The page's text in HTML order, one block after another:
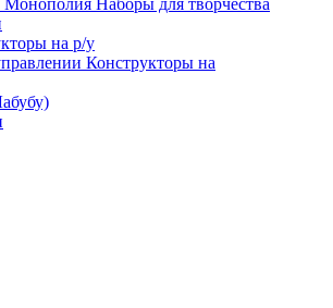
Монополия Наборы для творчества
на р/у
Конструкторы на